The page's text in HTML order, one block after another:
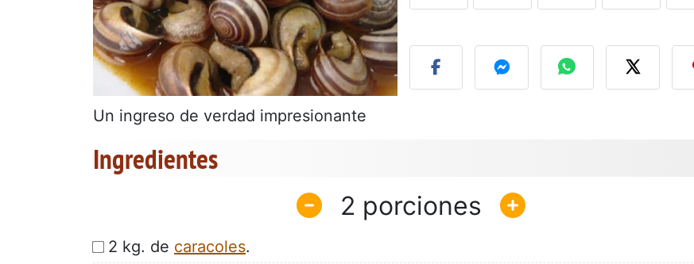
Un ingreso de verdad impresionante
Ingredientes
2
2 kg. de caracoles.